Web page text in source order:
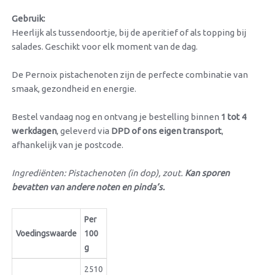
Gebruik:
Heerlijk als tussendoortje, bij de aperitief of als topping bij
salades. Geschikt voor elk moment van de dag.
De Pernoix pistachenoten zijn de perfecte combinatie van
smaak, gezondheid en energie.
Bestel vandaag nog en ontvang je bestelling binnen 1 tot 4
werkdagen, geleverd via DPD of ons eigen transport,
afhankelijk van je postcode.
Ingrediënten: Pistachenoten (in dop), zout. Kan sporen
bevatten van andere noten en pinda’s.
Voedingswaarde
Per
100
g
2510